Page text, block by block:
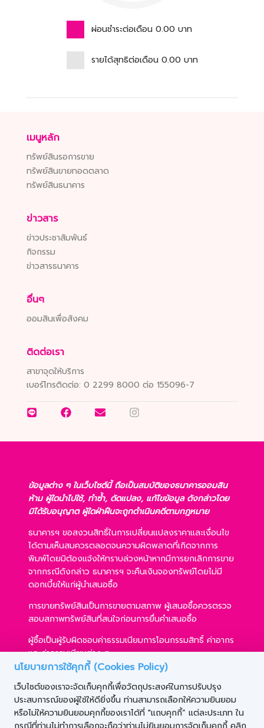
นโยบายการใช้คุกกี้ (Cookies Policy)
เว็บไซต์ของเราจะจัดเก็บคุกกี้เพื่อวัตถุประสงค์ในการปรับปรุง
ประสบการณ์ของผู้ใช้ให้ดียิ่งขึ้น ท่านสามารถเลือกให้ความยินยอม
หรือไม่ให้ความยินยอมคุกกี้ของเราได้ที่ "แถบคุกกี้” แต่ละประเภท ใน
ผ่อนชำระต่อเดือน 0.00 บาท
รายได้สุทธิต่อเดือน 0.00 บาท
เมนูหลัก
ทรัพย์สินรอการขาย
ทรัพย์สินขายทอดตลาด
ทรัพย์สินธนาคาร
ข่าวสาร
ข่าวประชาสัมพันธ์
กิจกรรม
ข่าวสารธนาคาร
อื่นๆ
ออมสินเพื่อสังคม
ติดต่อเรา
สาขาจุดให้บริการ
เบอร์โทรติดต่อ: 0 2299 8000 ต่อ 155096-7
ข้อมูลต่าง ๆ ในเว็บไซต์นี้ ถือเป็นสมบัติของธนาคารออมสิน
ห้าม ผู้ใดนำไปใช้, ทำซ้ำ, ดัดแปลง, แก้ไขข้อมูล ดังกล่าวโดย
มิได้รับอนุญาต ผู้ใดฝ่าฝืนจะถูกดำเนินคดีตามกฎหมาย
ธนาคารฯ ขอสงวนสิทธิ์ในการเปลี่ยนแปลงราคาและเงื่อนไข
ได้ตามเห็นสมควรตลอดจนความผิดพลาดที่เกิดจากการ
พิมพ์โดยมิต้องแจ้งให้ทราบล่วงหน้าหากมีการยกเลิกการขาย
จากกรณีดังกล่าว ธนาคารฯ จะคืนเงินจองทรัพย์โดยไม่มี
ดอกเบี้ยให้แก่ผู้นำเสนอซื้อ
การขายทรัพย์สินเป็นการขายตามสภาพ ผู้เสนอซื้อควรตรวจ
สอบสภาพทรัพย์สินที่สนใจก่อนการยื่นคำเสนอซื้อ
ผู้ซื้อเป็นผู้รับผิดชอบค่าธรรมเนียมการโอนกรรมสิทธิ์ ค่าอากร
และค่าธรรมเนียมต่าง ๆ
ผู้ซื้อสามารถขอสินเชื่อได้ตามหลักเกณฑ์ของธนาคารฯ และ
การเสนอซื้อไม่เป็นเงื่อนไขในการพิจารณาอนุมัติสินเชื่อ
ธนาคารฯ ขอสงวนสิทธิ์ที่จะขายทรัพย์สินให้กับผู้เสนอซื้อราย
ใดก็ได้ ภายใต้เงื่อนไขตามที่ธนาคารฯ เห็นชอบ